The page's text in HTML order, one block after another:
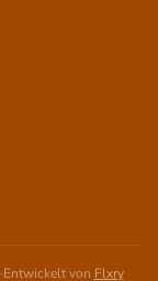
·Entwickelt von Flxry